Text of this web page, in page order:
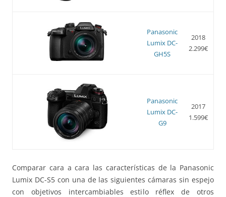
Panasonic
Lumix DC-
GH5S
2018
2.299€
Panasonic
Lumix DC-
G9
2017
1.599€
Comparar cara a cara las características de la Panasonic
Lumix DC-S5 con una de las siguientes cámaras sin espejo
con objetivos intercambiables estilo réflex de otros